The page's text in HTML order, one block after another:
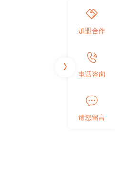
加盟合作
电话咨询
请您留言